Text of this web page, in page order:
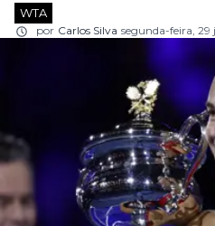
WTA
por Carlos Silva segunda-feira,